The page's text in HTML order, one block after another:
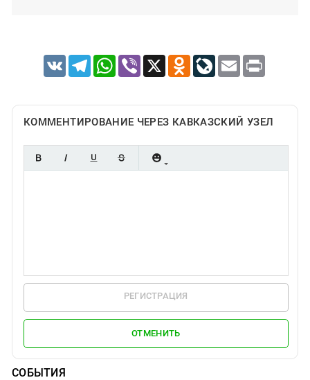
VK TelegramWhatsApp
Viber X Odnoklassniki
LiveJournal
Email Print
КОММЕНТИРОВАНИЕ ЧЕРЕЗ КАВКАЗСКИЙ УЗЕЛ
РЕГИСТРАЦИЯ
ОТМЕНИТЬ
СОБЫТИЯ